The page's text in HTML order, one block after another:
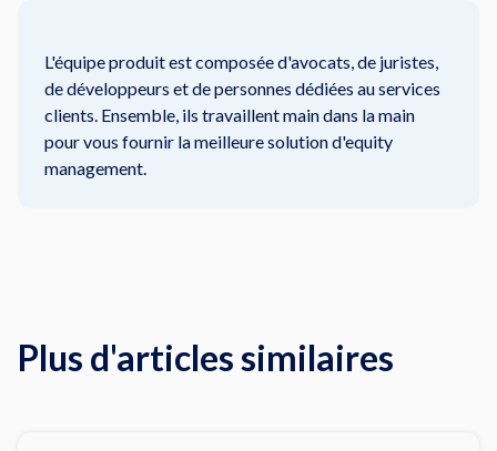
L'équipe produit est composée d'avocats, de juristes,
de développeurs et de personnes dédiées au services
clients. Ensemble, ils travaillent main dans la main
pour vous fournir la meilleure solution d'equity
management.
Plus d'articles similaires